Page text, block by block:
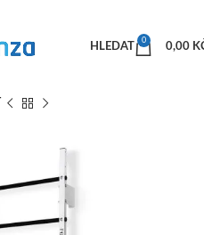
HLEDAT
0
0,00